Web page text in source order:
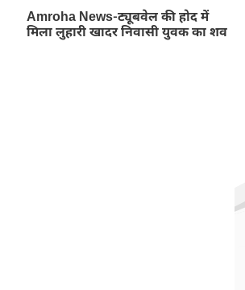
Amroha News-ट्यूबवेल की होद में
मिला लुहारी खादर निवासी युवक का शव